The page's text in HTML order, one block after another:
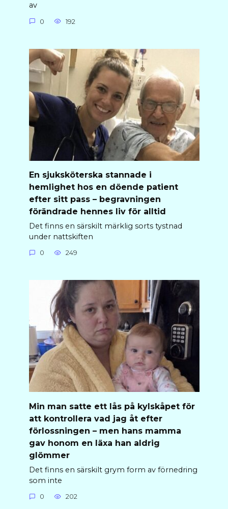
av
0 192
En sjuksköterska stannade i
hemlighet hos en döende patient
efter sitt pass – begravningen
förändrade hennes liv för alltid
Det finns en särskilt märklig sorts tystnad
under nattskiften
0 249
Min man satte ett lås på kylskåpet för
att kontrollera vad jag åt efter
förlossningen – men hans mamma
gav honom en läxa han aldrig
glömmer
Det finns en särskilt grym form av förnedring
som inte
0 202